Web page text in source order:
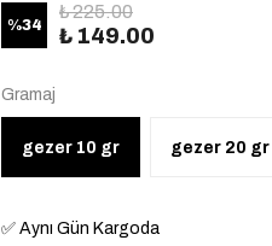
%34
₺ 225.00
₺ 149.00
Gramaj
gezer 10 gr gezer 20 gr
✅ Aynı Gün Kargoda